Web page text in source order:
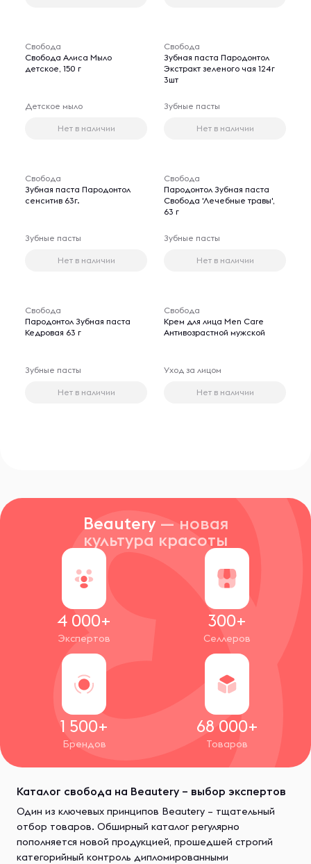
Свобода
Свобода Алиса Мыло
детское, 150 г
Детское мыло
Нет в наличии
Свобода
Зубная паста Пародонтол
Экстракт зеленого чая 124г
3шт
Зубные пасты
Нет в наличии
Свобода
Зубная паста Пародонтол
сенситив 63г.
Зубные пасты
Нет в наличии
Свобода
Пародонтол Зубная паста
Свобода 'Лечебные травы',
63 г
Зубные пасты
Нет в наличии
Свобода
Пародонтол Зубная паста
Кедровая 63 г
Зубные пасты
Нет в наличии
Свобода
Крем для лица Men Care
Антивозрастной мужской
Уход за лицом
Нет в наличии
Beautery — новая
культура красоты
4 000+
Экспертов
300+
Селлеров
1 500+
Брендов
68 000+
Товаров
Каталог свобода на Beautery – выбор экспертов
Один из ключевых принципов Beautery – тщательный
отбор товаров. Обширный каталог регулярно
пополняется новой продукцией, прошедшей строгий
категорийный контроль дипломированными